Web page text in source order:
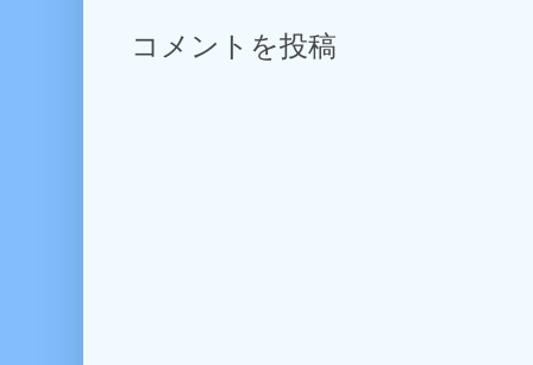
コメントを投稿